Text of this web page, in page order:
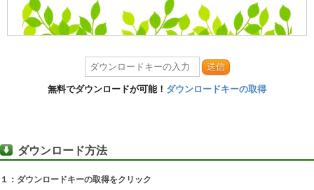
送信
無料でダウンロードが可能！ ダウンロードキーの取得
ダウンロード方法
１：ダウンロードキーの取得をクリック